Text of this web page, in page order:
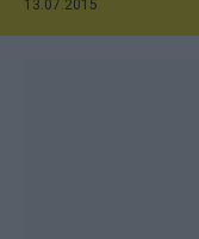
13.07.2015